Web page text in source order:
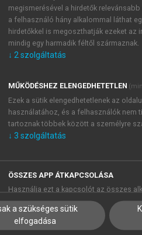
a nyelvjárásokat
a nyelvcsere előtti
a 19–20. század fordulóján (
;Csepregi 1998
van a legrégebbi
és a keleti nyelvjárásokat érinti.
tanulságai
megismerésével a hirdetők
a felhasználó hány alkalommal láthat
hirdetőkkel is megoszthatják ezeket az
mindig egy harmadik féltől származnak.
↓ 2szolgáltatás
MŰKÖDÉSHEZ ELENGEDHETETLEN
Ezek a sütik elengedhetetlenek az
használatához, és a felhasználók nem
tartoznak többek között a személyre
↓ 3 szolgáltatás
ÖSSZES APP ÁTKAPCSOLÁSA
Használja ezt a kapcsolót az összes
a szükséges sütik
elfogadása